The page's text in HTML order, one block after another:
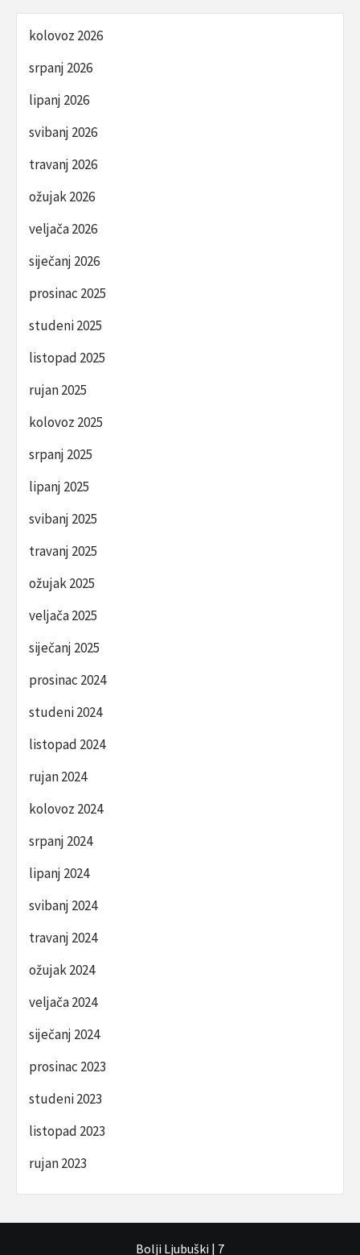
kolovoz 2026
srpanj 2026
lipanj 2026
svibanj 2026
travanj 2026
ožujak 2026
veljača 2026
siječanj 2026
prosinac 2025
studeni 2025
listopad 2025
rujan 2025
kolovoz 2025
srpanj 2025
lipanj 2025
svibanj 2025
travanj 2025
ožujak 2025
veljača 2025
siječanj 2025
prosinac 2024
studeni 2024
listopad 2024
rujan 2024
kolovoz 2024
srpanj 2024
lipanj 2024
svibanj 2024
travanj 2024
ožujak 2024
veljača 2024
siječanj 2024
prosinac 2023
studeni 2023
listopad 2023
rujan 2023
Bolji Ljubuški | 7